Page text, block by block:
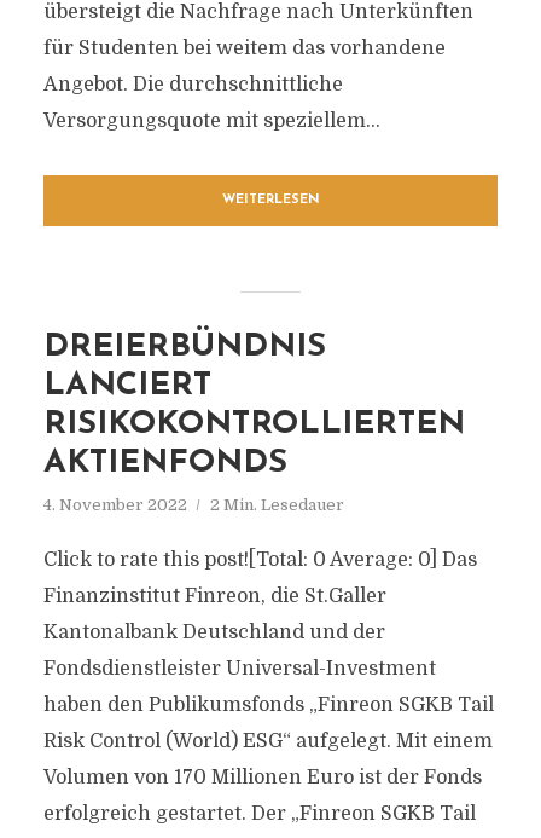
übersteigt die Nachfrage nach Unterkünften
für Studenten bei weitem das vorhandene
Angebot. Die durchschnittliche
Versorgungsquote mit speziellem...
WEITERLESEN
DREIERBÜNDNIS
LANCIERT
RISIKOKONTROLLIERTEN
AKTIENFONDS
4. November 2022 2 Min. Lesedauer
Click to rate this post![Total: 0 Average: 0] Das
Finanzinstitut Finreon, die St.Galler
Kantonalbank Deutschland und der
Fondsdienstleister Universal-Investment
haben den Publikumsfonds „Finreon SGKB Tail
Risk Control (World) ESG“ aufgelegt. Mit einem
Volumen von 170 Millionen Euro ist der Fonds
erfolgreich gestartet. Der „Finreon SGKB Tail